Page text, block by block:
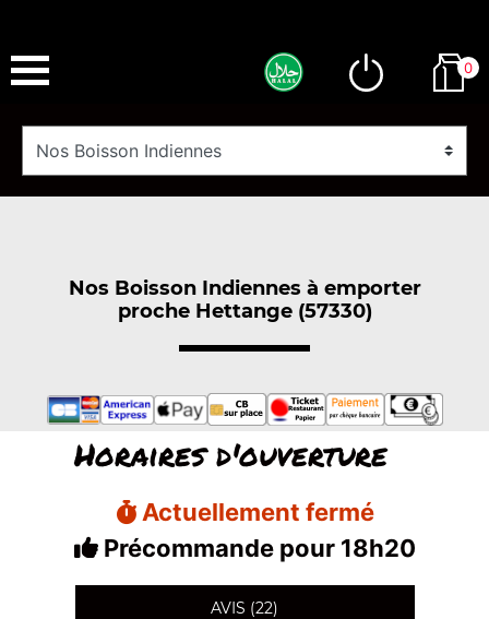
0
Nos Boisson Indiennes à emporter
proche Hettange (57330)
Horaires d'ouverture
Actuellement fermé
Précommande pour 18h20
AVIS (22)